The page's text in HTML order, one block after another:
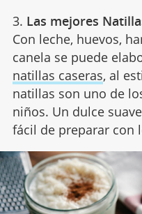
3. Las mejores
Con leche, huevos,
canela se puede
natillas caseras, al
natillas son uno de
niños. Un dulce
fácil de preparar con